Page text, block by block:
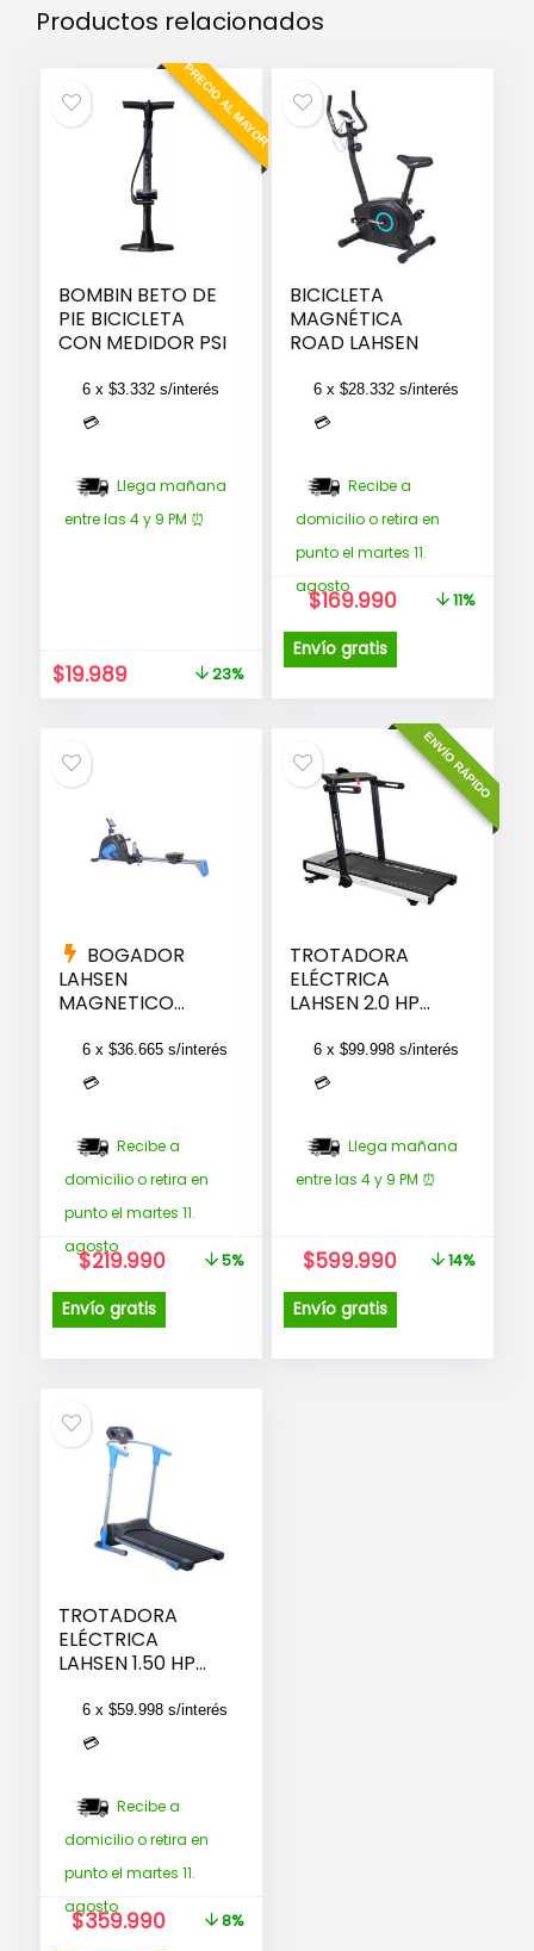
Productos relacionados
PRECIO AL MAYOR
BOMBIN BETO DE
PIE BICICLETA
CON MEDIDOR PSI
6 x $3.332s/interés
💳
Llega mañana
entre las 4 y 9 PM ⏰
El
precio
$25.990.
$19.989El
precio
23%
BICICLETA
MAGNÉTICA
ROAD LAHSEN
6 x $28.332s/interés
💳
Recibe a
domicilio o retira en
punto el martes 11.
agosto
El
original
era:
$189.990.
$169.990El
es:
$169.990.
Envío gratis
11%
BOGADOR
LAHSEN
MAGNETICO
6 x $36.665s/interés
💳
Recibe a
domicilio o retira en
punto el martes 11.
agosto
El
original
era:
$230.990.
$219.990El
es:
$219.990.
Envío gratis
5%
ENVÍO RÁPIDO
TROTADORA
ELÉCTRICA
LAHSEN 2.0 HP
6 x $99.998s/interés
💳
Llega mañana
entre las 4 y 9 PM ⏰
El
original
era:
$699.990.
$599.990El
es:
$599.990.
Envío gratis
14%
TROTADORA
ELÉCTRICA
LAHSEN 1.50 HP
6 x $59.998s/interés
💳
Recibe a
domicilio o retira en
punto el martes 11.
agosto
El
$359.990El
8%